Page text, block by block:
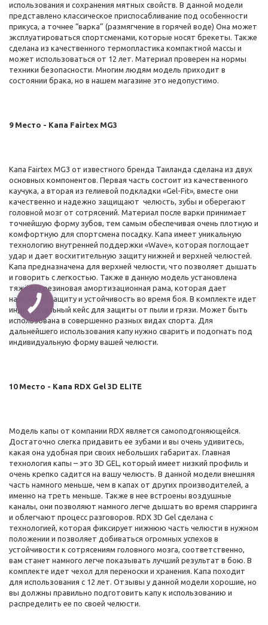
использования и сохранения мятных свойств. В данной модели
представлено классическое приспосабливание под особенности
прикуса, а точнее “варка” (размягчение в горячей воде) Она может
эксплуатироваться спортсменами, которые носят брекеты. Также
сделана из качественного термопластика компактной массы и
может использоваться от 12 лет. Материал проверен на нормы
техники безопасности. Многим людям модель приходит в
состоянии брака, но в нашем магазине это недопустимо.
9 Место - Капа Fairtex MG3
Капа Fairtex MG3 от известного бренда Таиланда сделана из двух
основных компонентов. Первая часть состоит из качественного
каучука, а вторая из гелиевой подкладки «Gel-Fit», вместе они
качественно и надежно защищают челюсть, зубы и оберегают
головной мозг от сотрясений. Материал после варки принимает
точнейшую форму зубов, тем самым обеспечивая очень плотную и
комфортную для спортсмена посадку. Капа имеет уникальную
технологию внутренней поддержки «Wave», которая поглощает
удар и дает восхитительную защиту нижней и верхней челюстей.
Капа предназначена для верхней челюсти, что позволяет дышать
и говорить с легкостью. Также в данную модель установлена
тяжёлая резиновая амортизационная рама, которая дает
надежную защиту и устойчивость во время боя. В комплекте идет
индивидуальный кейс для защиты от пыли и грязи. Может быть
использована в совершенно разных видах спорта. Для
дальнейшего использования капу нужно сварить и подогнать под
индивидуальную форму вашей челюсти.
10 Место - Капа RDX Gel 3D ELITE
Модель капы от компании RDX является самоподгоняющейся.
Достаточно слегка придавить ее зубами и вы очень удивитесь,
какая она удобная при своих небольших габаритах. Главная
технология капы – это 3D GEL, который имеет низкий профиль и
очень крепко садится на вашу челюсть. В данной модели внешняя
часть намного меньше, чем в капах от других производителей, а
именно на треть меньше. Также в нее встроены воздушные
каналы, они позволяют намного легче дышать во время спарринга
и облегчают процесс разговоров. RDX 3D Gel сделана с
технологией, которая фиксирует нижнюю часть челюсти в нужном
положении и позволяет добиваться огромных успехов в
устойчивости к сотрясениям головного мозга, соответственно,
вам станет намного легче показывать лучший результат в бою. В
комплекте идет чехол для переноски и хранения. Капа походит
для использования с 12 лет. Отзывы у данной модели хорошие, но
вы должны правильно подготовить капу к использованию и
распределить ее по своей челюсти.